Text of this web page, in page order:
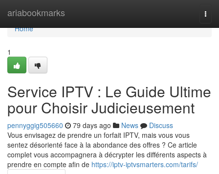
ariabookmarks
Home
Home
1
Service IPTV : Le Guide Ultime
pour Choisir Judicieusement
pennyggig505660 79 days ago News
Discuss
Vous envisagez de prendre un forfait IPTV, mais vous vous
sentez désorienté face à la abondance des offres ? Ce article
complet vous accompagnera à décrypter les différents aspects à
prendre en compte afin de https://iptv-iptvsmarters.com/tarifs/